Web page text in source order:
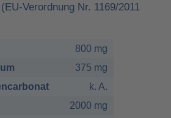
Verordnung Nr. 1169/2011
800 mg
375 mg
k. A.
2000 mg